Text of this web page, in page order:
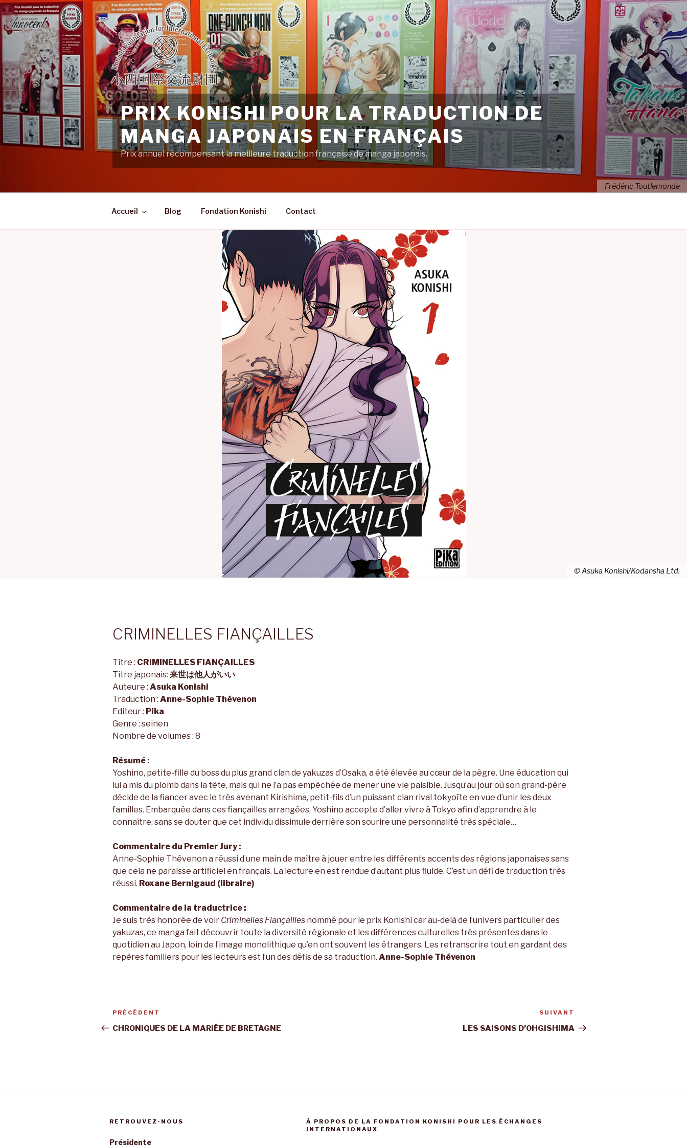
Aller
au
contenu
principal
Frédéric Toutlemonde
PRIX KONISHI POUR LA TRADUCTION DE
MANGA JAPONAIS EN FRANÇAIS
Prix annuel récompensant la meilleure traduction française de manga japonais.
Accueil Blog Fondation Konishi Contact
© Asuka Konishi/Kodansha Ltd.
CRIMINELLES FIANÇAILLES
Titre : CRIMINELLES FIANÇAILLES
Titre japonais: 来世は他人がいい
Auteure : Asuka Konishi
Traduction : Anne-Sophie Thévenon
Editeur : Pika
Genre : seinen
Nombre de volumes : 8
Résumé :
Yoshino, petite-fille du boss du plus grand clan de yakuzas d’Osaka, a été élevée au cœur de la pègre. Une éducation qui
lui a mis du plomb dans la tête, mais qui ne l’a pas empêchée de mener une vie paisible. Jusqu’au jour où son grand-père
décide de la fiancer avec le très avenant Kirishima, petit-fils d’un puissant clan rival tokyoïte en vue d’unir les deux
familles. Embarquée dans ces fiançailles arrangées, Yoshino accepte d’aller vivre à Tokyo afin d’apprendre à le
connaître, sans se douter que cet individu dissimule derrière son sourire une personnalité très spéciale…
Commentaire du Premier Jury :
Anne-Sophie Thévenon a réussi d’une main de maître à jouer entre les différents accents des régions japonaises sans
que cela ne paraisse artificiel en français. La lecture en est rendue d’autant plus fluide. C’est un défi de traduction très
réussi. Roxane Bernigaud (libraire)
Commentaire de la traductrice :
Je suis très honorée de voir Criminelles Fiançailles nommé pour le prix Konishi car au-delà de l’univers particulier des
yakuzas, ce manga fait découvrir toute la diversité régionale et les différences culturelles très présentes dans le
quotidien au Japon, loin de l’image monolithique qu’en ont souvent les étrangers. Les retranscrire tout en gardant des
repères familiers pour les lecteurs est l’un des défis de sa traduction. Anne-Sophie Thévenon
Navigation
de
Article
précédent
PRÉCÉDENT
CHRONIQUES DE LA MARIÉE DE BRETAGNE
suivant
SUIVANT
LES SAISONS D’OHGISHIMA
RETROUVEZ-NOUS
Présidente
À PROPOS DE LA FONDATION KONISHI POUR LES ÉCHANGES
INTERNATIONAUX